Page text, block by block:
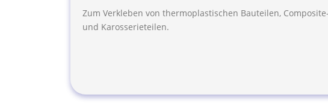
Zum Verkleben von thermoplastischen Bauteilen, Composite-
und Karosserieteilen.